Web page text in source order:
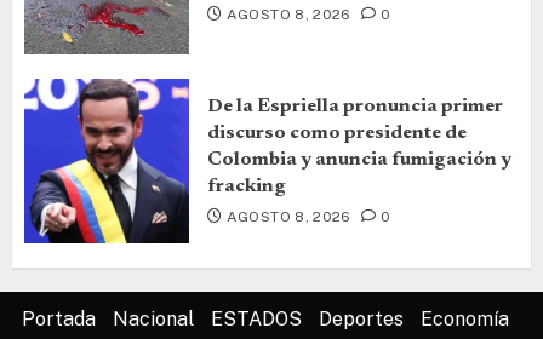
AGOSTO 8, 2026 0
De la Espriella pronuncia primer
discurso como presidente de
Colombia y anuncia fumigación y
fracking
AGOSTO 8, 2026 0
Portada Nacional ESTADOS Deportes Economía